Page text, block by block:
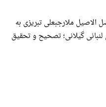
الاصيل ملارجبعلى تبريزى به
گیلانی؛ تصحیح و تحقیق